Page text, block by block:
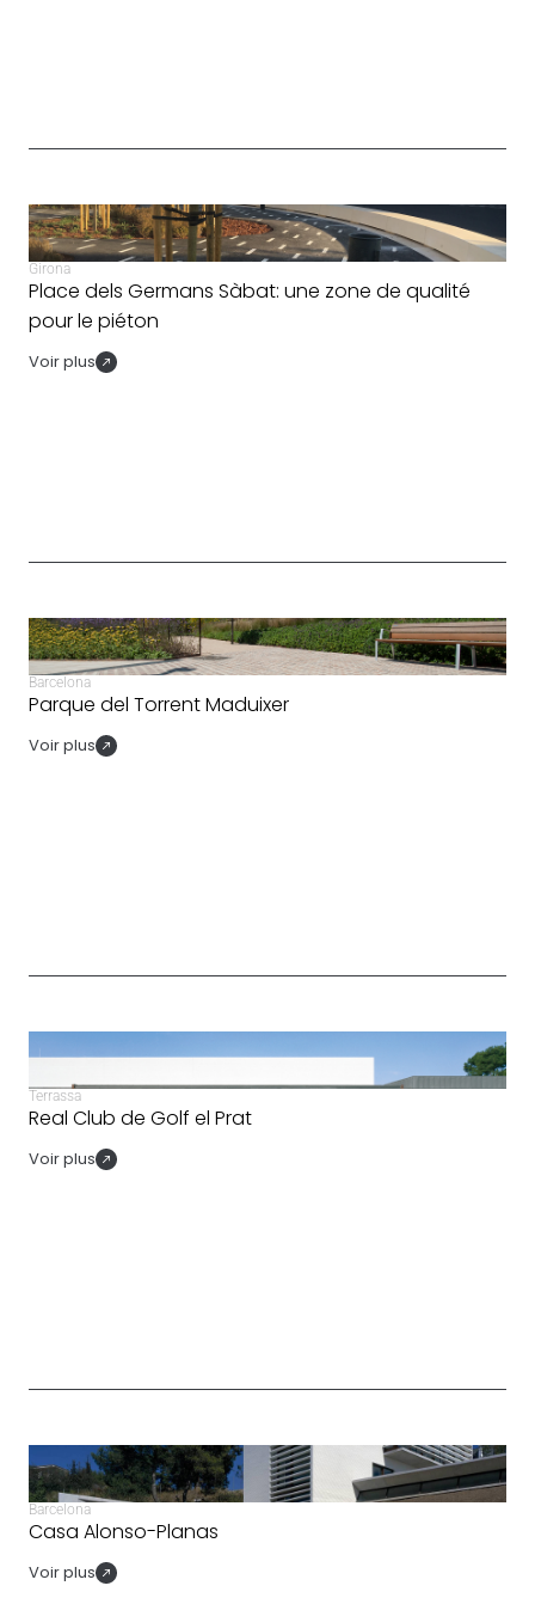
Girona
Place dels Germans Sàbat: une zone de qualité
pour le piéton
Voir plus
Barcelona
Parque del Torrent Maduixer
Voir plus
Terrassa
Real Club de Golf el Prat
Voir plus
Barcelona
Casa Alonso-Planas
Voir plus